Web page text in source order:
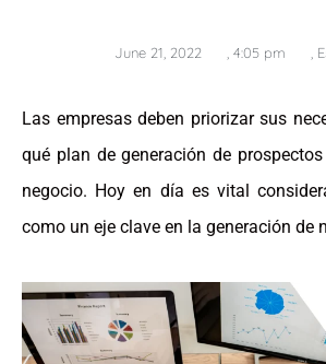
June 21, 2022 4:05 pm
Las empresas deben priorizar sus
qué plan de generación de
negocio. Hoy en día es vital
como un eje clave en la generación de